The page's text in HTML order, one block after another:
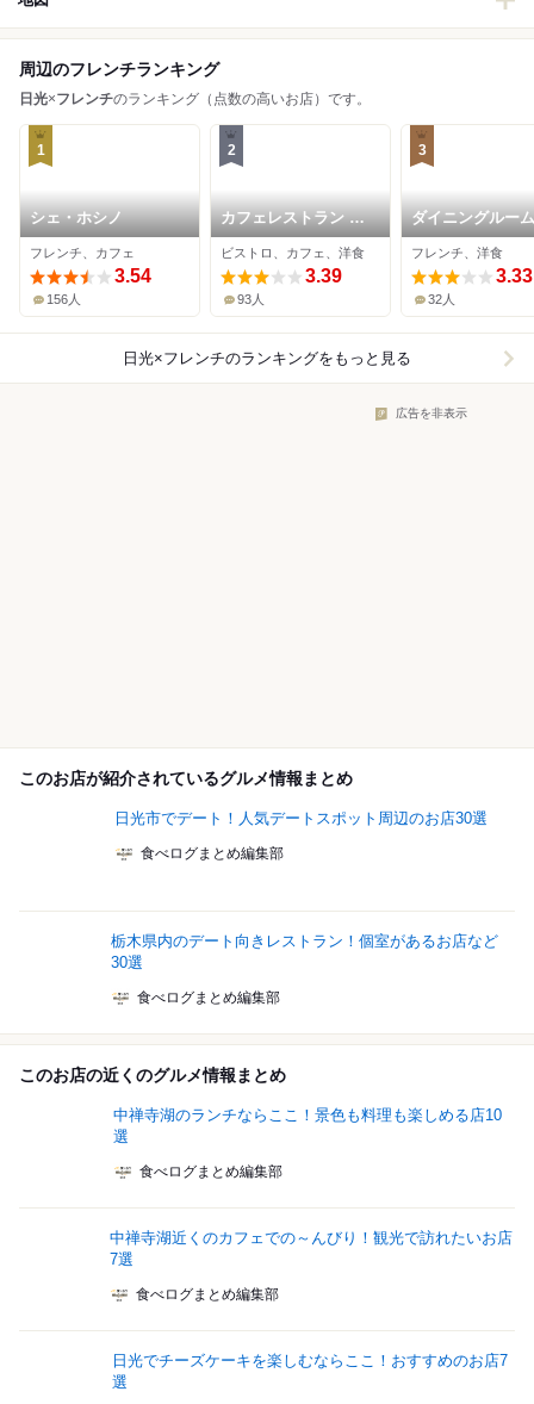
周辺のフレンチランキング
日光×フレンチのランキング（点数の高いお店）です。
1
シェ・ホシノ
フレンチ、カフェ
3.54
156人
2
カフェレストラン ふ
じもと
ビストロ、カフェ、洋食
3.39
93人
3
ダイニングルー
なら
フレンチ、洋食
3.33
32人
日光×フレンチのランキングをもっと見る
広告を非表示
このお店が紹介されているグルメ情報まとめ
日光市でデート！人気デートスポット周辺のお店30選
食べログまとめ編集部
栃木県内のデート向きレストラン！個室があるお店など
30選
食べログまとめ編集部
このお店の近くのグルメ情報まとめ
中禅寺湖のランチならここ！景色も料理も楽しめる店10
選
食べログまとめ編集部
中禅寺湖近くのカフェでの～んびり！観光で訪れたいお店
7選
食べログまとめ編集部
日光でチーズケーキを楽しむならここ！おすすめのお店7
選